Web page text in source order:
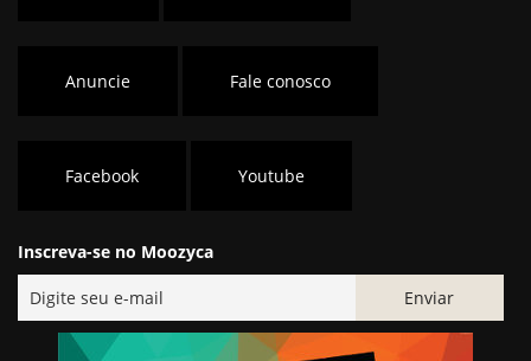
Anuncie Fale conosco
Facebook Youtube
Inscreva-se no Moozyca